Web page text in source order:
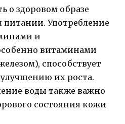
о здоровом образе
Употребление
и
витаминами
способствует
их роста.
воды также важно
состояния кожи